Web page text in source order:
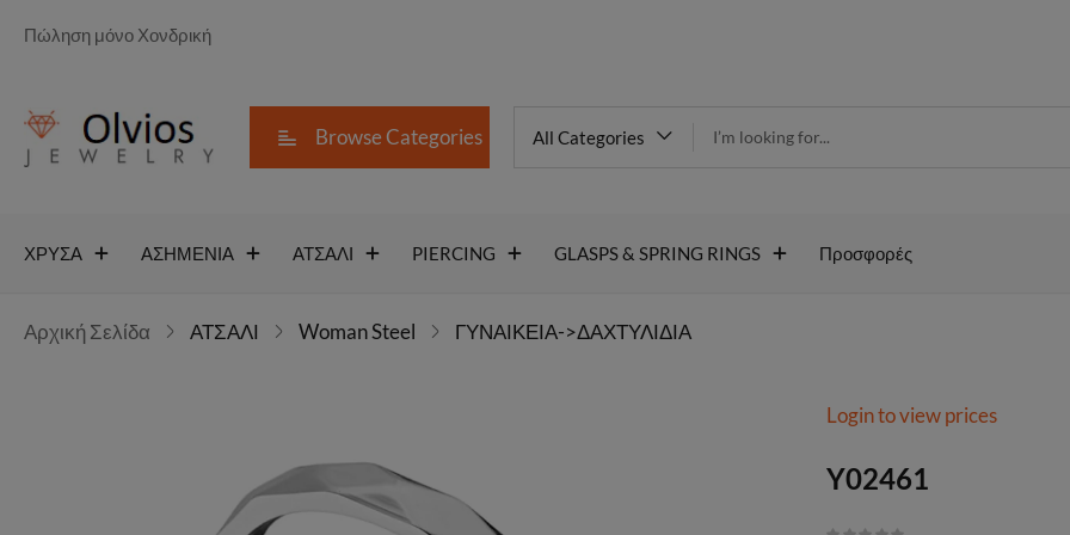
Πώληση μόνο Χονδρική
Browse Categories All Categories
ΧΡΥΣΑ ΑΣΗΜΕΝΙΑ ΑΤΣΑΛΙ PIERCING GLASPS & SPRING RINGS Προσφορές
Αρχική Σελίδα ΑΤΣΑΛΙ Woman Steel ΓΥΝΑΙΚΕΙΑ->ΔΑΧΤΥΛΙΔΙΑ
Y02461
Login to view prices
Y02461